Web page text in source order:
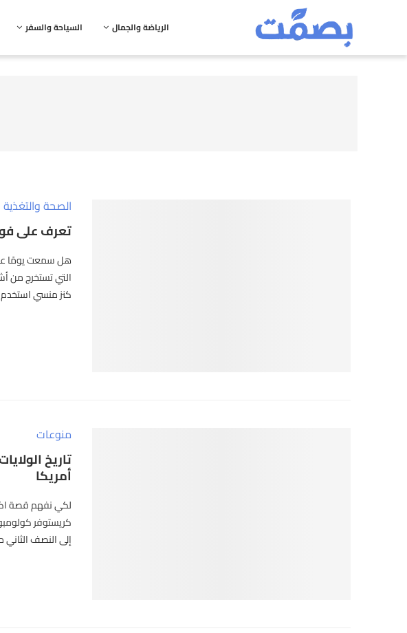
الرياضة والجمال السياحة والسفر
الصحة والتغذية
تعرف على
هل سمعت يومًا عن
التي تستخرج من
كنز منسي استخدم
منوعات
أمريكا
لكي نفهم قصة
كريستوفر
إلى النصف